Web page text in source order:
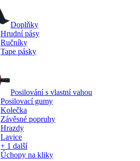
Doplňky
Hrudní pásy
Ručníky
Tape pásky
Posilování s vlastní vahou
Posilovací gumy
Kolečka
Závěsné popruhy
Hrazdy
Lavice
+ 1 další
Úchopy na kliky